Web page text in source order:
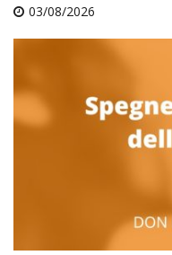
03/08/2026